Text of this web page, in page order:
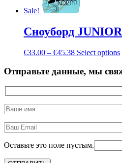
Sale!
Сноуборд JUNIOR
€33.00 – €45.38 Select options
Отправьте данные, мы
Оставьте это поле пустым.